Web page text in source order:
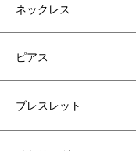
ネックレス
ピアス
ブレスレット